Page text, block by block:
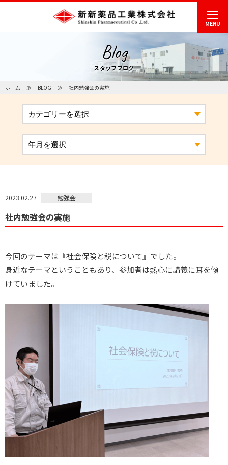
MENU
Blog
スタッフブログ
ホーム BLOG 社内勉強会の実施
2023.02.27 勉強会
社内勉強会の実施
今回のテーマは『社会保険と税について』でした。
身近なテーマということもあり、参加者は熱心に講義に耳を傾
けていました。